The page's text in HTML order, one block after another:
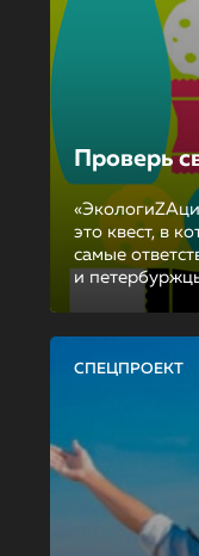
Проверь
это квест, в
самые
и
СПЕЦПРОЕКТ